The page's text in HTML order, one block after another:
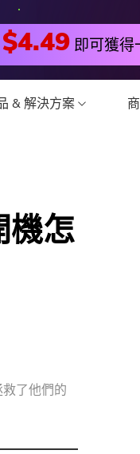
$4.49 即可獲得
& 解決方案
輯器怎
了他們的